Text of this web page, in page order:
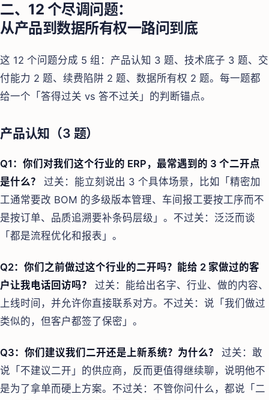
二、12 个尽调问题：
从产品到数据所有权一路问到底
这 12 个问题分成 5 组：产品认知 3 题、技术底子 3 题、交
付能力 2 题、续费陷阱 2 题、数据所有权 2 题。每一题都
给一个「答得过关 vs 答不过关」的判断锚点。
产品认知（3 题）
Q1：你们对我们这个行业的 ERP，最常遇到的 3 个二开点
是什么？
过关：能立刻说出 3 个具体场景，比如「精密加
工通常要改 BOM 的多级版本管理、车间报工要按工序而不
是按订单、品质追溯要补条码层级」。不过关：泛泛而谈
「都是流程优化和报表」。
Q2：你们之前做过这个行业的二开吗？能给 2 家做过的客
户让我电话回访吗？
过关：能给出名字、行业、做的内容、
上线时间，并允许你直接联系对方。不过关：说「我们做过
类似的，但客户都签了保密」。
Q3：你们建议我们二开还是上新系统？为什么？
过关：敢
说「不建议二开」的供应商，反而更值得继续聊，说明他不
是为了拿单而硬上方案。不过关：不管你问什么，都说「二